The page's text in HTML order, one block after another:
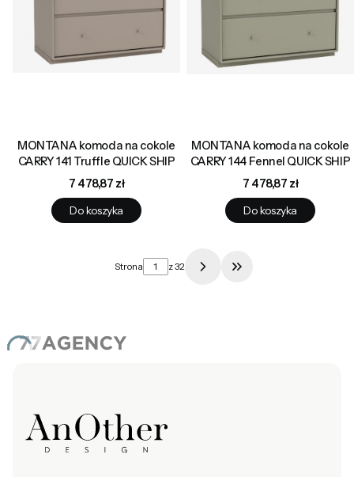
MONTANA komoda na cokole
CARRY 141 Truffle QUICK SHIP
Cena
7 478,87 zł
Do koszyka
MONTANA komoda na cokole
CARRY 144 Fennel QUICK SHIP
Cena
7 478,87 zł
Do koszyka
Strona z 32 Przejdź do ostatniej